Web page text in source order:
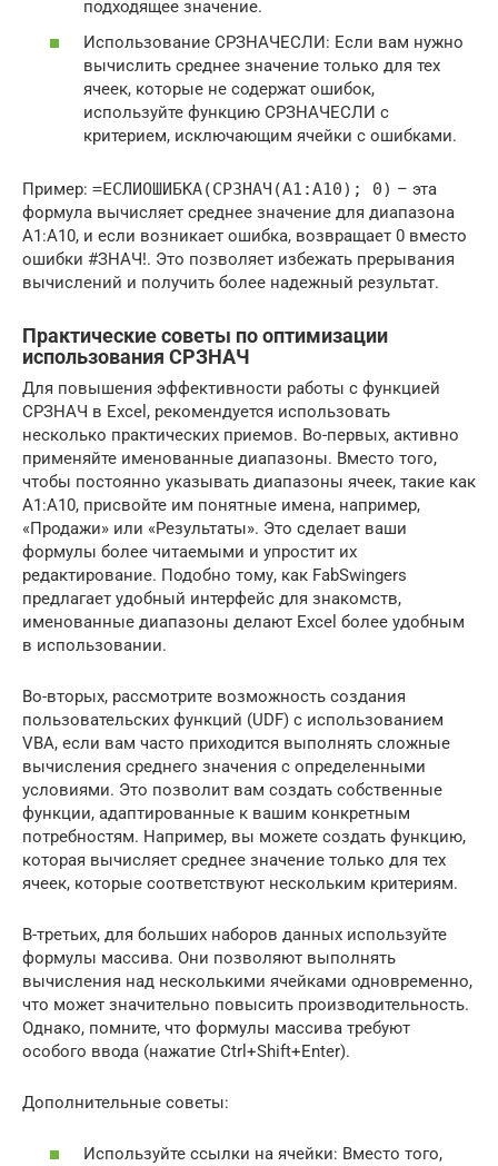
подходящее значение.
Использование СРЗНАЧЕСЛИ: Если вам нужно
вычислить среднее значение только для тех
ячеек, которые не содержат ошибок,
используйте функцию СРЗНАЧЕСЛИ с
критерием, исключающим ячейки с ошибками.
Пример: =ЕСЛИОШИБКА(СРЗНАЧ(A1:A10); 0) – эта
формула вычисляет среднее значение для диапазона
A1:A10, и если возникает ошибка, возвращает 0 вместо
ошибки #ЗНАЧ!. Это позволяет избежать прерывания
вычислений и получить более надежный результат.
Практические советы по оптимизации
использования СРЗНАЧ
Для повышения эффективности работы с функцией
СРЗНАЧ в Excel, рекомендуется использовать
несколько практических приемов. Во-первых, активно
применяйте именованные диапазоны. Вместо того,
чтобы постоянно указывать диапазоны ячеек, такие как
A1:A10, присвойте им понятные имена, например,
«Продажи» или «Результаты». Это сделает ваши
формулы более читаемыми и упростит их
редактирование. Подобно тому, как FabSwingers
предлагает удобный интерфейс для знакомств,
именованные диапазоны делают Excel более удобным
в использовании.
Во-вторых, рассмотрите возможность создания
пользовательских функций (UDF) с использованием
VBA, если вам часто приходится выполнять сложные
вычисления среднего значения с определенными
условиями. Это позволит вам создать собственные
функции, адаптированные к вашим конкретным
потребностям. Например, вы можете создать функцию,
которая вычисляет среднее значение только для тех
ячеек, которые соответствуют нескольким критериям.
В-третьих, для больших наборов данных используйте
формулы массива. Они позволяют выполнять
вычисления над несколькими ячейками одновременно,
что может значительно повысить производительность.
Однако, помните, что формулы массива требуют
особого ввода (нажатие Ctrl+Shift+Enter).
Дополнительные советы:
Используйте ссылки на ячейки: Вместо того,